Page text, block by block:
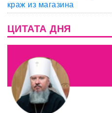
краж из магазина
ЦИТАТА ДНЯ